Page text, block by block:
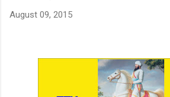
August 09, 2015